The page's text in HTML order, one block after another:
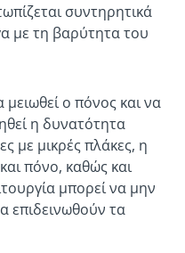
συντηρητικά
με τη βαρύτητα του
μειωθεί ο πόνος και να
η δυνατότητα
με μικρές πλάκες, η
πόνο, καθώς και
μπορεί να μην
επιδεινωθούν τα